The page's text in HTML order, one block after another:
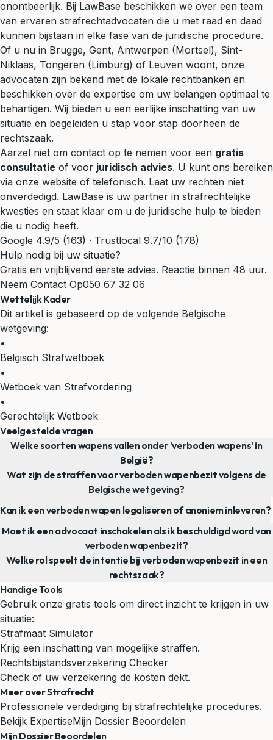
onontbeerlijk. Bij LawBase beschikken we over een team
van ervaren strafrechtadvocaten die u met raad en daad
kunnen bijstaan in elke fase van de juridische procedure.
Of u nu in Brugge, Gent, Antwerpen (Mortsel), Sint-
Niklaas, Tongeren (Limburg) of Leuven woont, onze
advocaten zijn bekend met de lokale rechtbanken en
beschikken over de expertise om uw belangen optimaal te
behartigen. Wij bieden u een eerlijke inschatting van uw
situatie en begeleiden u stap voor stap doorheen de
rechtszaak.
Aarzel niet om contact op te nemen voor een gratis
consultatie of voor juridisch advies. U kunt ons bereiken
via onze website of telefonisch. Laat uw rechten niet
onverdedigd. LawBase is uw partner in strafrechtelijke
kwesties en staat klaar om u de juridische hulp te bieden
die u nodig heeft.
Google 4.9/5 (163) · Trustlocal 9.7/10 (178)
Hulp nodig bij uw situatie?
Gratis en vrijblijvend eerste advies. Reactie binnen 48 uur.
Neem Contact Op050 67 32 06
Wettelijk Kader
Dit artikel is gebaseerd op de volgende Belgische
wetgeving:
•
Belgisch Strafwetboek
•
Wetboek van Strafvordering
•
Gerechtelijk Wetboek
Veelgestelde vragen
Welke soorten wapens vallen onder 'verboden wapens' in
België?
Wat zijn de straffen voor verboden wapenbezit volgens de
Belgische wetgeving?
Kan ik een verboden wapen legaliseren of anoniem inleveren?
Moet ik een advocaat inschakelen als ik beschuldigd word van
verboden wapenbezit?
Welke rol speelt de intentie bij verboden wapenbezit in een
rechtszaak?
Handige Tools
Gebruik onze gratis tools om direct inzicht te krijgen in uw
situatie:
Strafmaat Simulator
Krijg een inschatting van mogelijke straffen.
Rechtsbijstandsverzekering Checker
Check of uw verzekering de kosten dekt.
Meer over Strafrecht
Professionele verdediging bij strafrechtelijke procedures.
Bekijk ExpertiseMijn Dossier Beoordelen
Mijn Dossier Beoordelen